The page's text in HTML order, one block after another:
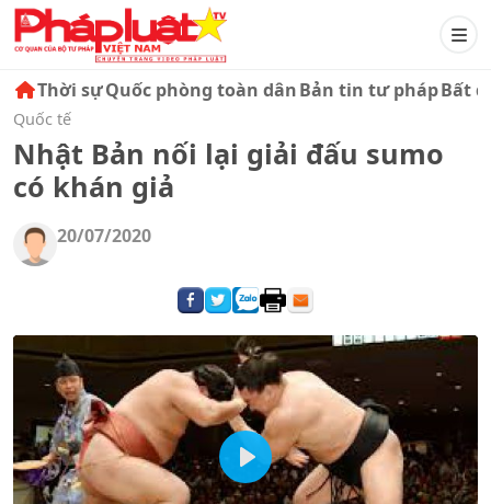
Thời sựQuốc phòng toàn dânBản tin tư phápBất
Quốc tế
Nhật Bản nối lại giải đấu sumo
có khán giả
20/07/2020
Play